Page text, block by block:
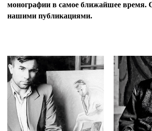
монографии в самое ближайшее время.
нашими публикациями.